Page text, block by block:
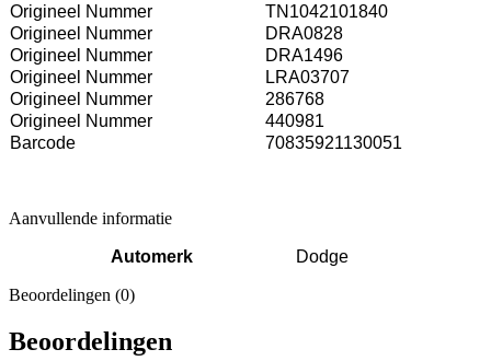
Origineel Nummer
TN1042101840
Origineel Nummer
DRA0828
Origineel Nummer
DRA1496
Origineel Nummer
LRA03707
Origineel Nummer
286768
Origineel Nummer
440981
Barcode
70835921130051
Aanvullende informatie
Automerk Dodge
Beoordelingen (0)
Beoordelingen